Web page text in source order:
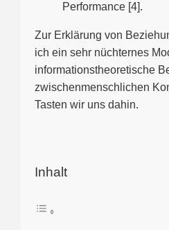
Performance [4].
Zur Erklärung von
ich ein sehr nüchternes
informationstheoretische
zwischenmenschlichen
Tasten wir uns dahin.
Inhalt